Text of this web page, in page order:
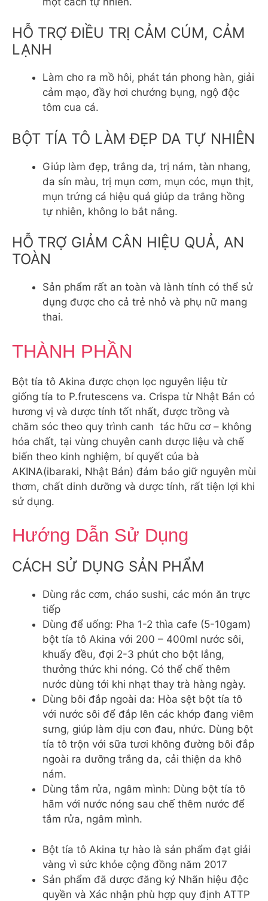
HỖ TRỢ ĐIỀU TRỊ CẢM CÚM, CẢM
LẠNH
Làm cho ra mồ hôi, phát tán phong hàn, giải
cảm mạo, đầy hơi chướng bụng, ngộ độc
tôm cua cá.
BỘT TÍA TÔ LÀM ĐẸP DA TỰ NHIÊN
Giúp làm đẹp, trắng da, trị nám, tàn nhang,
da sỉn màu, trị mụn cơm, mụn cóc, mụn thịt,
mụn trứng cá hiệu quả giúp da trắng hồng
tự nhiên, không lo bắt nắng.
HỖ TRỢ GIẢM CÂN HIỆU QUẢ, AN
TOÀN
Sản phẩm rất an toàn và lành tính có thể sử
dụng được cho cả trẻ nhỏ và phụ nữ mang
thai.
THÀNH PHẦN
Bột tía tô Akina được chọn lọc nguyên liệu từ
giống tía to P.frutescens va. Crispa từ Nhật Bản có
hương vị và dược tính tốt nhất, được trồng và
chăm sóc theo quy trình canh tác hữu cơ – không
hóa chất, tại vùng chuyên canh dược liệu và chế
biến theo kinh nghiệm, bí quyết của bà
AKINA(ibaraki, Nhật Bản) đảm bảo giữ nguyên mùi
thơm, chất dinh dưỡng và dược tính, rất tiện lợi khi
sử dụng.
Hướng Dẫn Sử Dụng
CÁCH SỬ DỤNG SẢN PHẨM
Dùng rắc cơm, cháo sushi, các món ăn trực
tiếp
Dùng để uống: Pha 1-2 thìa cafe (5-10gam)
bột tía tô Akina với 200 – 400ml nước sôi,
khuấy đều, đợi 2-3 phút cho bột lắng,
thưởng thức khi nóng. Có thể chế thêm
nước dùng tới khi nhạt thay trà hàng ngày.
Dùng bôi đắp ngoài da: Hòa sệt bột tía tô
với nước sôi để đắp lên các khớp đang viêm
sưng, giúp làm dịu cơn đau, nhức. Dùng bột
tía tô trộn với sữa tươi không đường bôi đắp
ngoài ra dưỡng trắng da, cải thiện da khô
nám.
Dùng tắm rửa, ngâm mình: Dùng bột tía tô
hãm với nước nóng sau chế thêm nước để
tắm rửa, ngâm mình.
Bột tía tô Akina tự hào là sản phẩm đạt giải
vàng vì sức khỏe cộng đồng năm 2017
Sản phẩm đã dược đăng ký Nhãn hiệu độc
quyền và Xác nhận phù hợp quy định ATTP